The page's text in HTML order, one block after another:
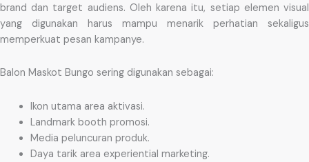
brand dan target audiens. Oleh karena itu, setiap elemen visual
yang digunakan harus mampu menarik perhatian sekaligus
memperkuat pesan kampanye.
Balon Maskot Bungo sering digunakan sebagai:
Ikon utama area aktivasi.
Landmark booth promosi.
Media peluncuran produk.
Daya tarik area experiential marketing.